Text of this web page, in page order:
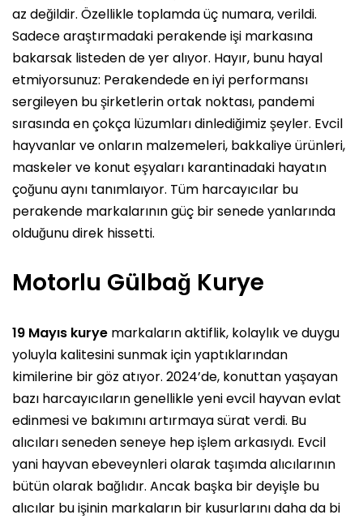
az değildir. Özellikle toplamda üç numara, verildi.
Sadece araştırmadaki perakende işi markasına
bakarsak listeden de yer alıyor. Hayır, bunu hayal
etmiyorsunuz: Perakendede en iyi performansı
sergileyen bu şirketlerin ortak noktası, pandemi
sırasında en çokça lüzumları dinlediğimiz şeyler. Evcil
hayvanlar ve onların malzemeleri, bakkaliye ürünleri,
maskeler ve konut eşyaları karantinadaki hayatın
çoğunu aynı tanımlaıyor. Tüm harcayıcılar bu
perakende markalarının güç bir senede yanlarında
olduğunu direk hissetti.
Motorlu Gülbağ Kurye
19 Mayıs kurye markaların aktiflik, kolaylık ve duygu
yoluyla kalitesini sunmak için yaptıklarından
kimilerine bir göz atıyor. 2024’de, konuttan yaşayan
bazı harcayıcıların genellikle yeni evcil hayvan evlat
edinmesi ve bakımını artırmaya sürat verdi. Bu
alıcıları seneden seneye hep işlem arkasıydı. Evcil
yani hayvan ebeveynleri olarak taşımda alıcılarının
bütün olarak bağlıdır. Ancak başka bir deyişle bu
alıcılar bu işinin markaların bir kusurlarını daha da bi